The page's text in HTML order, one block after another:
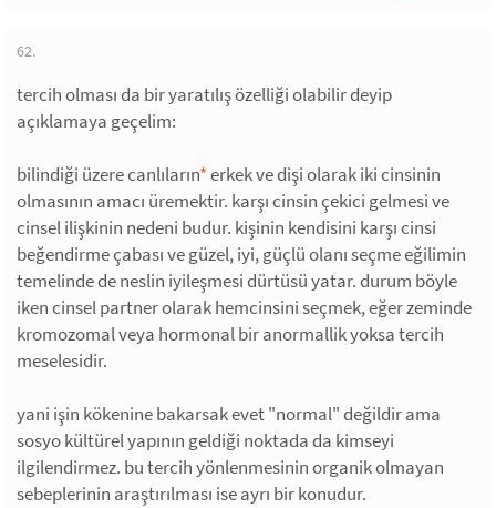
62.
tercih olması da bir yaratılış özelliği olabilir deyip
açıklamaya geçelim:
bilindiği üzere canlıların*erkek ve dişi olarak iki cinsinin
olmasının amacı üremektir. karşı cinsin çekici gelmesi ve
cinsel ilişkinin nedeni budur. kişinin kendisini karşı cinsi
beğendirme çabası ve güzel, iyi, güçlü olanı seçme eğilimin
temelinde de neslin iyileşmesi dürtüsü yatar. durum böyle
iken cinsel partner olarak hemcinsini seçmek, eğer zeminde
kromozomal veya hormonal bir anormallik yoksa tercih
meselesidir.
yani işin kökenine bakarsak evet "normal" değildir ama
sosyo kültürel yapının geldiği noktada da kimseyi
ilgilendirmez. bu tercih yönlenmesinin organik olmayan
sebeplerinin araştırılması ise ayrı bir konudur.